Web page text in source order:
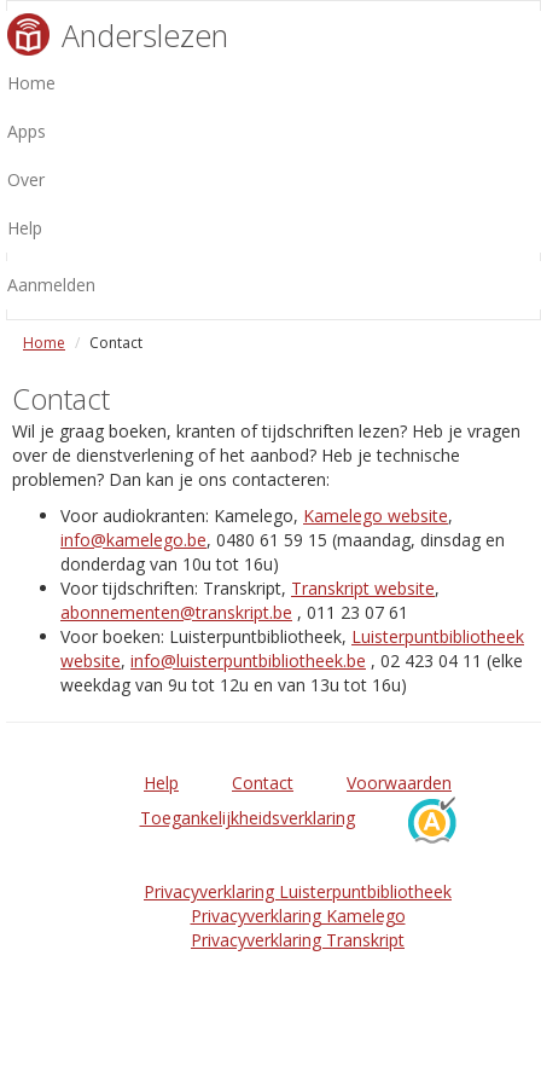
Anderslezen
Home
Apps
Over
Help
Aanmelden
Home Contact
Contact
Wil je graag boeken, kranten of tijdschriften lezen? Heb je vragen
over de dienstverlening of het aanbod? Heb je technische
problemen? Dan kan je ons contacteren:
Voor audiokranten: Kamelego, Kamelego website,
info@kamelego.be, 0480 61 59 15 (maandag, dinsdag en
donderdag van 10u tot 16u)
Voor tijdschriften: Transkript, Transkript website,
abonnementen@transkript.be , 011 23 07 61
Voor boeken: Luisterpuntbibliotheek, Luisterpuntbibliotheek
website, info@luisterpuntbibliotheek.be , 02 423 04 11 (elke
weekdag van 9u tot 12u en van 13u tot 16u)
Help Contact
Voorwaarden
Toegankelijkheidsverklaring
Privacyverklaring Luisterpuntbibliotheek
Privacyverklaring Kamelego
Privacyverklaring Transkript